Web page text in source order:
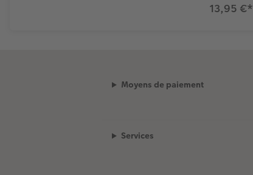
13,95 €*
Moyens de paiement
Services